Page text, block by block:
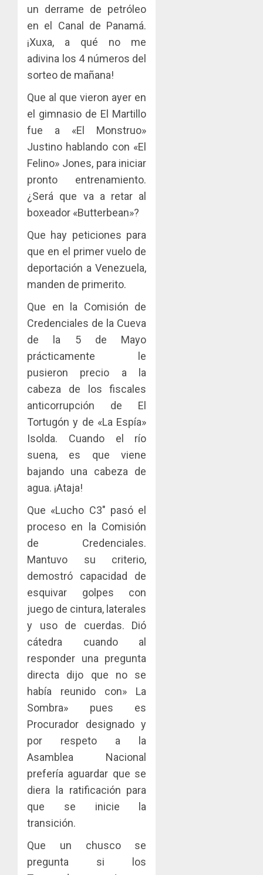
un derrame de petróleo
en el Canal de Panamá.
¡Xuxa, a qué no me
adivina los 4 números del
sorteo de mañana!
Que al que vieron ayer en
el gimnasio de El Martillo
fue a «El Monstruo»
Justino hablando con «El
Felino» Jones, para iniciar
pronto entrenamiento.
¿Será que va a retar al
boxeador «Butterbean»?
Que hay peticiones para
que en el primer vuelo de
deportación a Venezuela,
manden de primerito.
Que en la Comisión de
Credenciales de la Cueva
de la 5 de Mayo
prácticamente le
pusieron precio a la
cabeza de los fiscales
anticorrupción de El
Tortugón y de «La Espía»
Isolda. Cuando el río
suena, es que viene
bajando una cabeza de
agua. ¡Ataja!
Que «Lucho C3″ pasó el
proceso en la Comisión
de Credenciales.
Mantuvo su criterio,
demostró capacidad de
esquivar golpes con
juego de cintura, laterales
y uso de cuerdas. Dió
cátedra cuando al
responder una pregunta
directa dijo que no se
había reunido con» La
Sombra» pues es
Procurador designado y
por respeto a la
Asamblea Nacional
prefería aguardar que se
diera la ratificación para
que se inicie la
transición.
Que un chusco se
pregunta si los